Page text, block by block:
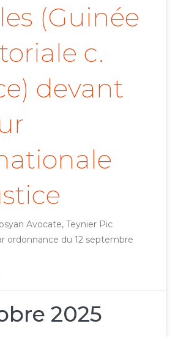
(Guinée
c.
devant
Avocate, Teynier Pic
ordonnance du 12 septembre
2025